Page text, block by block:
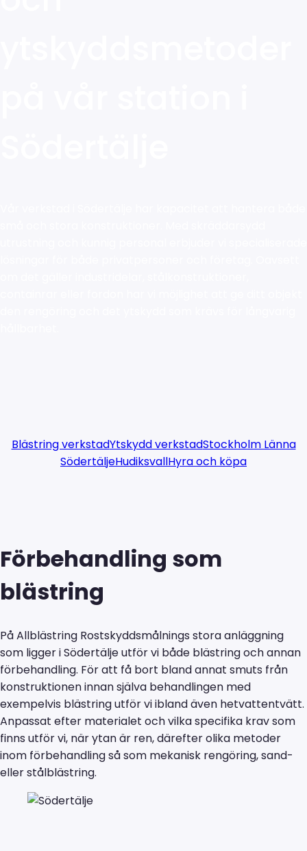
Blästring verkstadYtskydd verkstadStockholm Länna
SödertäljeHudiksvallHyra och köpa
Förbehandling som
blästring
På Allblästring Rostskyddsmålnings stora anläggning
som ligger i Södertälje utför vi både blästring och annan
förbehandling. För att få bort bland annat smuts från
konstruktionen innan själva behandlingen med
exempelvis blästring utför vi ibland även hetvattentvätt.
Anpassat efter materialet och vilka specifika krav som
finns utför vi, när ytan är ren, därefter olika metoder
inom förbehandling så som mekanisk rengöring, sand-
eller stålblästring.